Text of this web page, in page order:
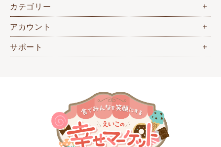
カテゴリー
アカウント
サポート